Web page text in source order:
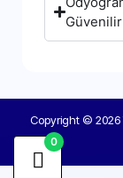
Copyright © 2026
0